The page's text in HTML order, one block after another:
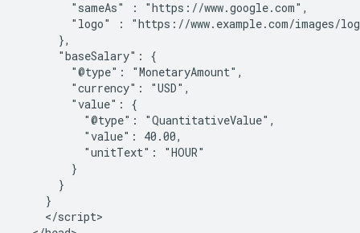
        "sameAs" : "https://www.google.com",
"logo" : "https://www.example.com/images/
      },
      "baseSalary": {
        "@type": "MonetaryAmount",
        "currency": "USD",
        "value": {
          "@type": "QuantitativeValue",
          "value": 40.00,
          "unitText": "HOUR"
        }
      }
    }
    </script>